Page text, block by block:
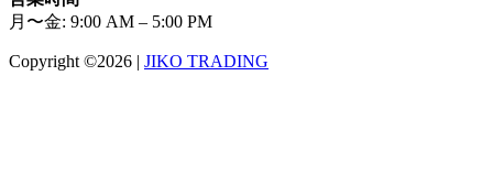
月〜金: 9:00 AM – 5:00 PM
Copyright ©2026 | JIKO TRADING